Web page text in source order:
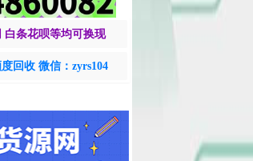
白条花呗等均可换现
回收 微信：zyrs104